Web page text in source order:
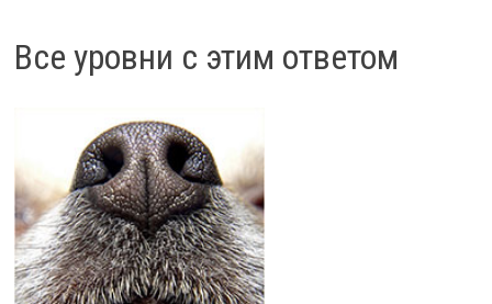
Все уровни с этим ответом